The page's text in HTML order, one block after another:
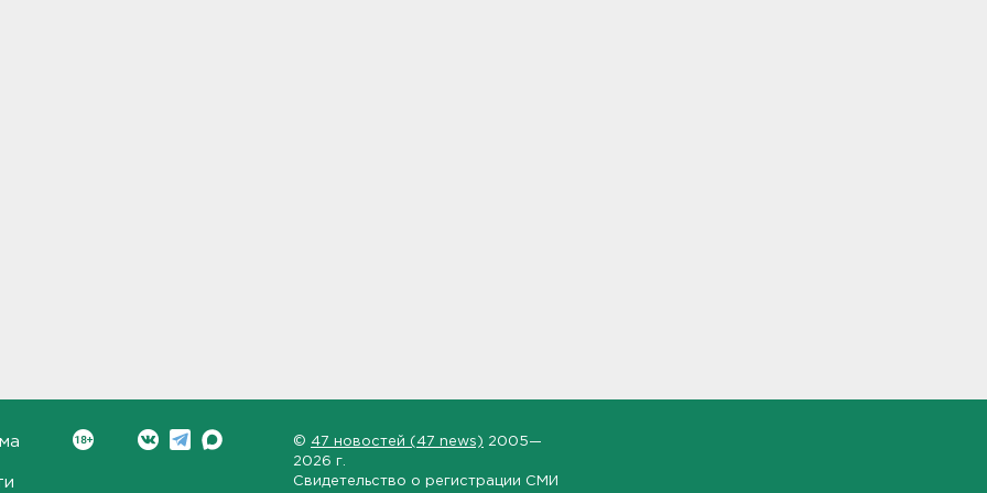
© 47 новостей (47 news) 2005—
2026 г.
Свидетельство о регистрации СМИ